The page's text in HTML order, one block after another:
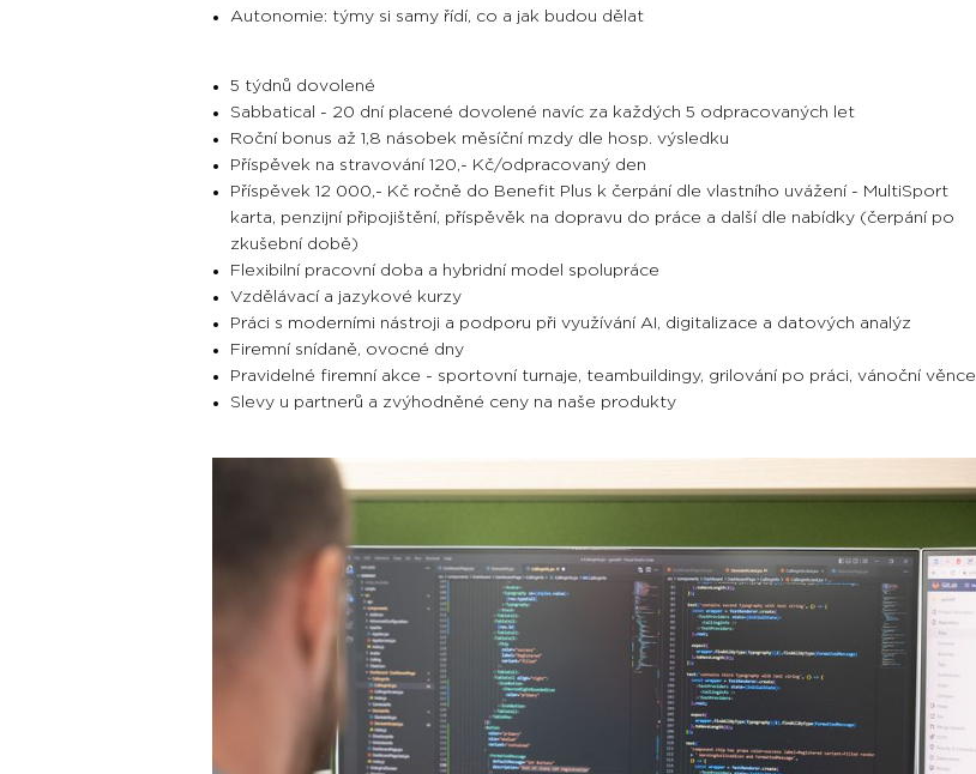
Autonomie: týmy si samy řídí, co a jak budou dělat
5 týdnů dovolené
Sabbatical - 20 dní placené dovolené navíc za každých 5 odpracovaných let
Roční bonus až 1,8 násobek měsíční mzdy dle hosp. výsledku
Příspěvek na stravování 120,- Kč/odpracovaný den
Příspěvek 12 000,- Kč ročně do Benefit Plus k čerpání dle vlastního uvážení - MultiSport
karta, penzijní připojištění, příspěvěk na dopravu do práce a další dle nabídky (čerpání po
zkušební době)
Flexibilní pracovní doba a hybridní model spolupráce
Vzdělávací a jazykové kurzy
Práci s moderními nástroji a podporu při využívání AI, digitalizace a datových analýz
Firemní snídaně, ovocné dny
Pravidelné firemní akce - sportovní turnaje, teambuildingy, grilování po práci, vánoční věnce
Slevy u partnerů a zvýhodněné ceny na naše produkty